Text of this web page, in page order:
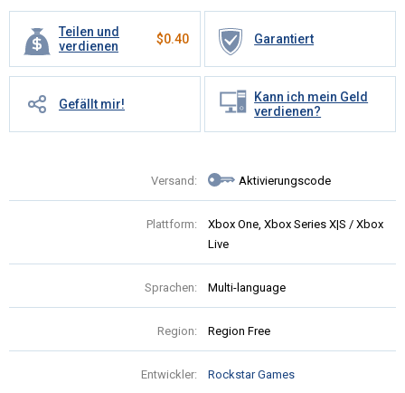
Teilen und
verdienen
$0.40 Garantiert
Gefällt mir!
Kann ich mein Geld
verdienen?
Versand: Aktivierungscode
Plattform:
Xbox One, Xbox Series X|S / Xbox
Live
Sprachen: Multi-language
Region: Region Free
Entwickler: Rockstar Games